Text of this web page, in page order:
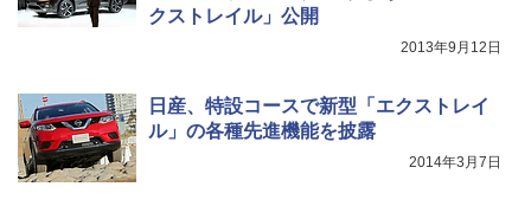
クストレイル」公開
2013年9月12日
日産、特設コースで新型「エクストレイ
ル」の各種先進機能を披露
2014年3月7日